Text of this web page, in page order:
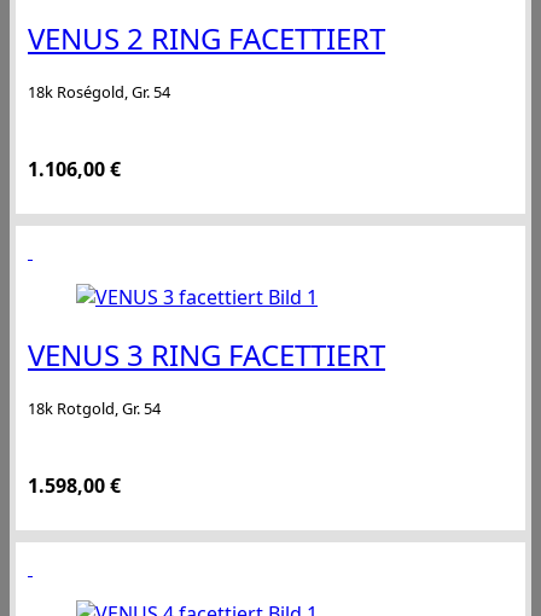
VENUS 2 RING FACETTIERT
18k Roségold, Gr. 54
1.106,00€
VENUS 3 RING FACETTIERT
18k Rotgold, Gr. 54
1.598,00€